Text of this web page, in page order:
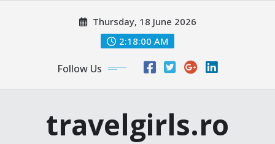
Thursday, 18 June 2026
2:18:01 AM
Follow Us
travelgirls.ro